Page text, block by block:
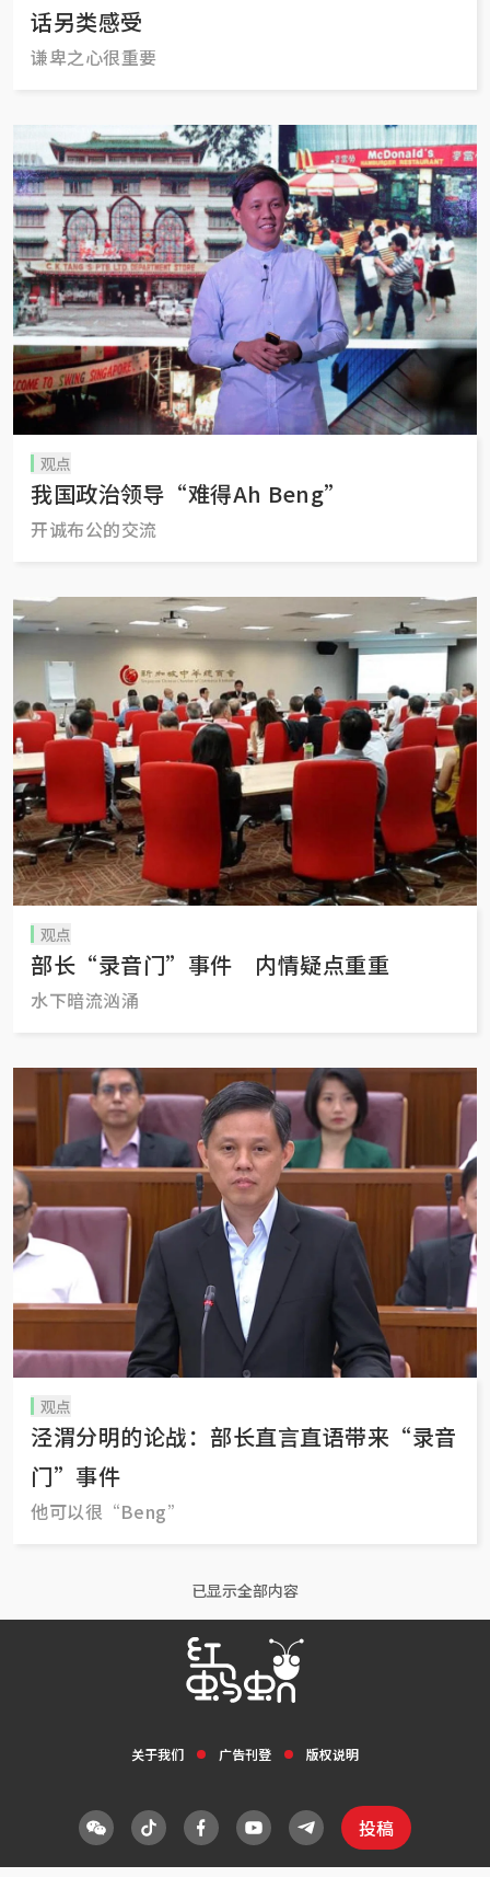
话另类感受
谦卑之心很重要
观点
我国政治领导“难得Ah Beng”
开诚布公的交流
观点
部长“录音门”事件 内情疑点重重
水下暗流汹涌
观点
泾渭分明的论战：部长直言直语带来“录音
门”事件
他可以很“Beng”
已显示全部内容
关于我们 广告刊登 版权说明
投稿